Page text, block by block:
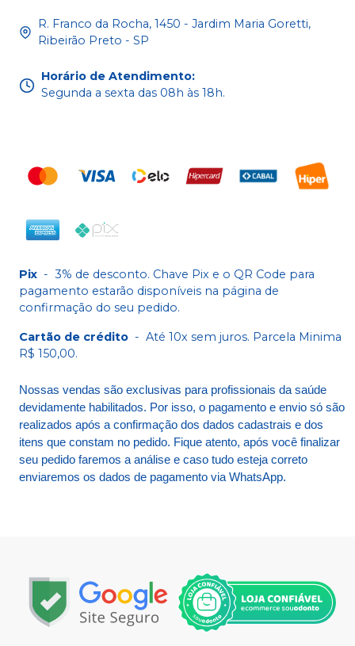
R. Franco da Rocha, 1450 - Jardim Maria Goretti,
Ribeirão Preto - SP
Horário de Atendimento:
Segunda a sexta das 08h às 18h.
Pix - 3% de desconto. Chave Pix e o QR Code para
pagamento estarão disponíveis na página de
confirmação do seu pedido.
Cartão de crédito - Até 10x sem juros. Parcela Minima
R$ 150,00.
Nossas vendas são exclusivas para profissionais da saúde
devidamente habilitados. Por isso, o pagamento e envio só são
realizados após a confirmação dos dados cadastrais e dos
itens que constam no pedido. Fique atento, após você finalizar
seu pedido faremos a análise e caso tudo esteja correto
enviaremos os dados de pagamento via WhatsApp.